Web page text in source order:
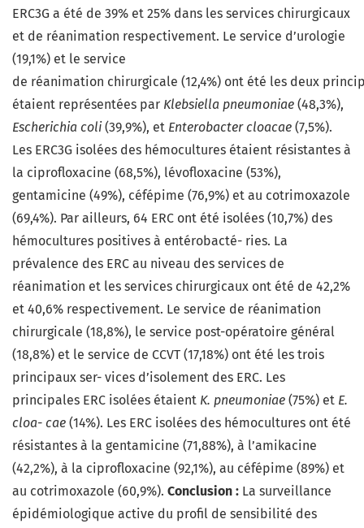
ERC3G a été de 39% et 25% dans les services chirurgicaux
et de réanimation respectivement. Le service d’urologie
(19,1%) et le service
de réanimation chirurgicale (12,4%) ont été les deux
étaient représentées par Klebsiella pneumoniae (48,3%),
Escherichia coli (39,9%), et Enterobacter cloacae (7,5%).
Les ERC3G isolées des hémocultures étaient résistantes à
la ciprofloxacine (68,5%), lévofloxacine (53%),
gentamicine (49%), céfépime (76,9%) et au cotrimoxazole
(69,4%). Par ailleurs, 64 ERC ont été isolées (10,7%) des
hémocultures positives à entérobacté- ries. La
prévalence des ERC au niveau des services de
réanimation et les services chirurgicaux ont été de 42,2%
et 40,6% respectivement. Le service de réanimation
chirurgicale (18,8%), le service post-opératoire général
(18,8%) et le service de CCVT (17,18%) ont été les trois
principaux ser- vices d’isolement des ERC. Les
principales ERC isolées étaient K. pneumoniae (75%) et E.
cloa- cae (14%). Les ERC isolées des hémocultures ont été
résistantes à la gentamicine (71,88%), à l’amikacine
(42,2%), à la ciprofloxacine (92,1%), au céfépime (89%) et
au cotrimoxazole (60,9%). Conclusion : La surveillance
épidémiologique active du profil de sensibilité des